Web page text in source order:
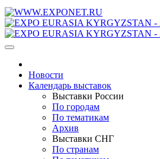
Новости
Календарь выставок
Выставки России
По городам
По тематикам
Архив
Выставки СНГ
По странам